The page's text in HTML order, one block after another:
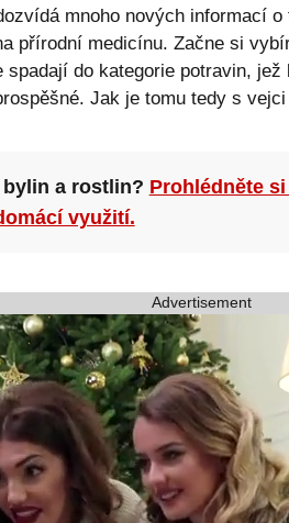
mnoho nových informací
přírodní medicínu. Začne si
spadají do kategorie potravin,
Jak je tomu tedy s
a rostlin? Prohlédněte
využití.
Advertisement